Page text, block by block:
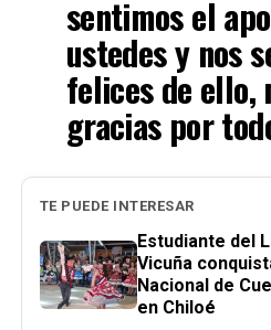
sentimos el
ustedes y nos
felices de ello,
gracias por
TE PUEDE INTERESAR
Estudiante del
Vicuña
Nacional de
en Chiloé